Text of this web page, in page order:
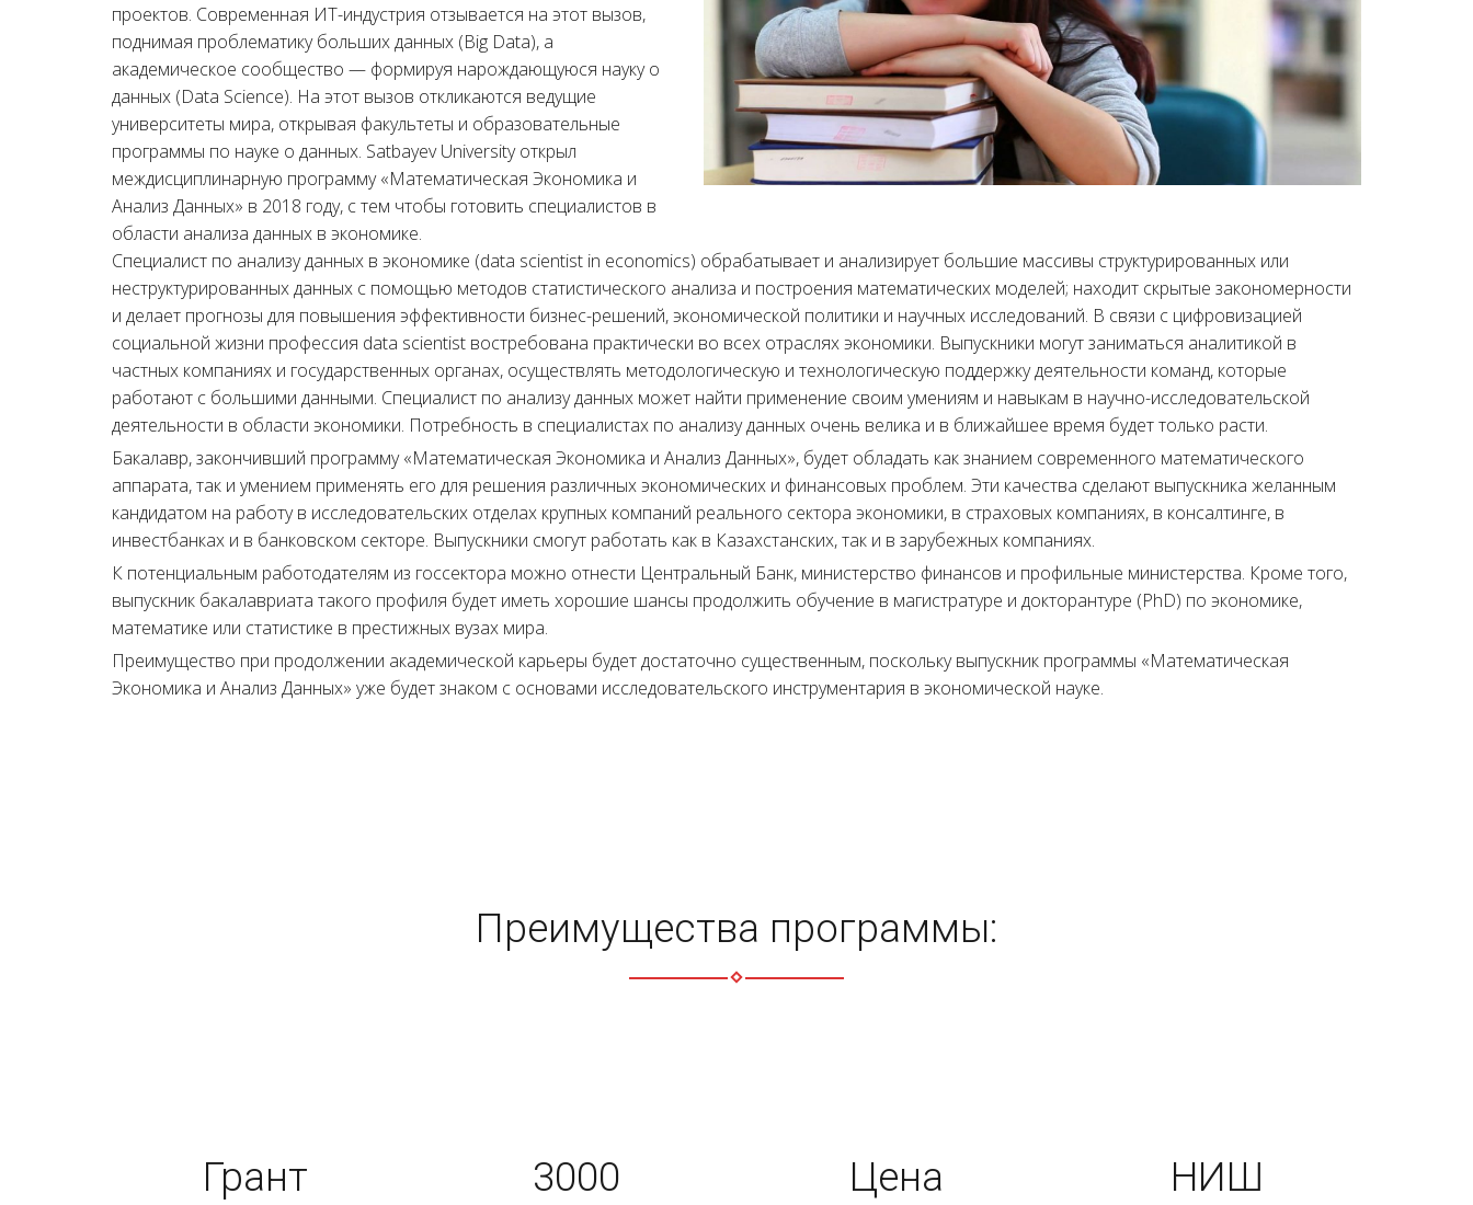
проектов. Современная ИТ-индустрия отзывается на этот вызов,
поднимая проблематику больших данных (Big Data), а
академическое сообщество — формируя нарождающуюся науку о
данных (Data Science). На этот вызов откликаются ведущие
университеты мира, открывая факультеты и образовательные
программы по науке о данных. Satbayev University открыл
междисциплинарную программу «Математическая Экономика и
Анализ Данных» в 2018 году, с тем чтобы готовить специалистов в
области анализа данных в экономике.
Специалист по анализу данных в экономике (data scientist in economics) обрабатывает и анализирует большие массивы структурированных или
неструктурированных данных с помощью методов статистического анализа и построения математических моделей; находит скрытые закономерности
и делает прогнозы для повышения эффективности бизнес-решений, экономической политики и научных исследований. В связи с цифровизацией
социальной жизни профессия data scientist востребована практически во всех отраслях экономики. Выпускники могут заниматься аналитикой в
частных компаниях и государственных органах, осуществлять методологическую и технологическую поддержку деятельности команд, которые
работают с большими данными. Специалист по анализу данных может найти применение своим умениям и навыкам в научно-исследовательской
деятельности в области экономики. Потребность в специалистах по анализу данных очень велика и в ближайшее время будет только расти.
Бакалавр, закончивший программу «Математическая Экономика и Анализ Данных», будет обладать как знанием современного математического
аппарата, так и умением применять его для решения различных экономических и финансовых проблем. Эти качества сделают выпускника желанным
кандидатом на работу в исследовательских отделах крупных компаний реального сектора экономики, в страховых компаниях, в консалтинге, в
инвестбанках и в банковском секторе. Выпускники смогут работать как в Казахстанских, так и в зарубежных компаниях.
К потенциальным работодателям из госсектора можно отнести Центральный Банк, министерство финансов и профильные министерства. Кроме того,
выпускник бакалавриата такого профиля будет иметь хорошие шансы продолжить обучение в магистратуре и докторантуре (PhD) по экономике,
математике или статистике в престижных вузах мира.
Преимущество при продолжении академической карьеры будет достаточно существенным, поскольку выпускник программы «Математическая
Экономика и Анализ Данных» уже будет знаком с основами исследовательского инструментария в экономической науке.
Преимущества программы:
Грант 3000 Цена НИШ